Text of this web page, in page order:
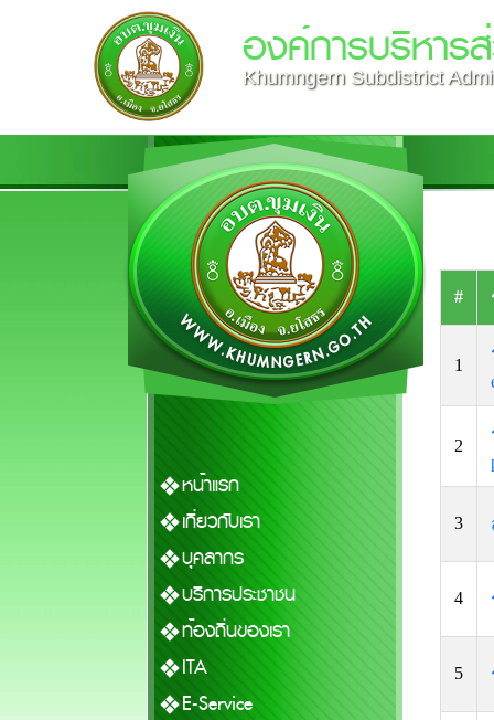
องค์การบริหาร
Khumngern Subdistrict
หน้าแรก
เกี่ยวกับเรา
บุคลากร
บริการประชาชน
ท้องถิ่นของเรา
ITA
E-Service
#
1
2
3
4
5